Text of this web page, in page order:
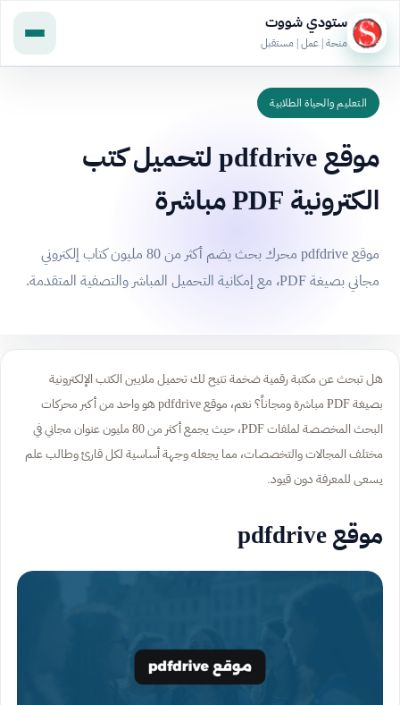
ستودي شووت
منحة | عمل | مستقبل
التعليم والحياة الطلابية
موقع pdfdrive لتحميل كتب
الكترونية PDF مباشرة
موقع pdfdrive محرك بحث يضم أكثر من 80 مليون كتاب إلكتروني
مجاني بصيغة PDF، مع إمكانية التحميل المباشر والتصفية المتقدمة.
هل تبحث عن مكتبة رقمية ضخمة تتيح لك تحميل ملايين الكتب الإلكترونية
بصيغة PDF مباشرة ومجاناً؟ نعم، موقع pdfdrive هو واحد من أكبر محركات
البحث المخصصة لملفات PDF، حيث يجمع أكثر من 80 مليون عنوان مجاني في
مختلف المجالات والتخصصات، مما يجعله وجهة أساسية لكل قارئ وطالب علم
يسعى للمعرفة دون قيود.
موقع pdfdrive